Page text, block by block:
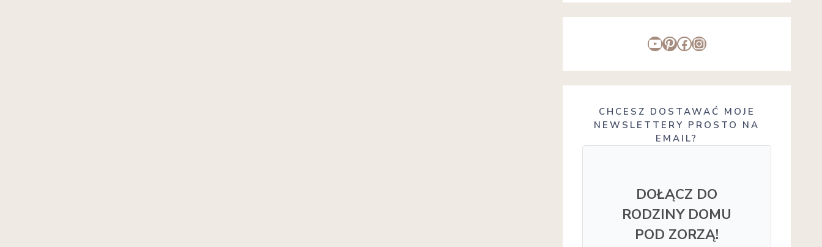
YouTube
Pinterest
Facebook
Instagram
CHCESZ DOSTAWAĆ MOJE
NEWSLETTERY PROSTO NA
EMAIL?
DOŁĄCZ DO
RODZINY DOMU
POD ZORZĄ!